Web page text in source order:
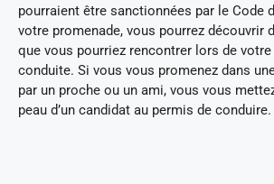
pourraient être sanctionnées par le Code
votre promenade, vous pourrez découvrir
que vous pourriez rencontrer lors de
conduite. Si vous vous promenez dans
par un proche ou un ami, vous vous
peau d’un candidat au permis de conduire.